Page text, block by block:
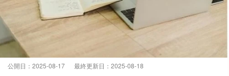
公開日：2025-08-17 最終更新日：2025-08-18